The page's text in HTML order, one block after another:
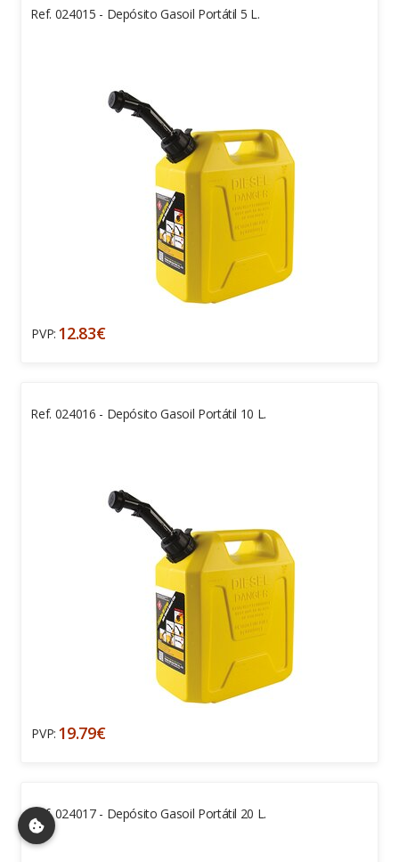
Ref. 024015 - Depósito Gasoil Portátil 5 L.
PVP: 12.83€
Ref. 024016 - Depósito Gasoil Portátil 10 L.
PVP: 19.79€
Ref. 024017 - Depósito Gasoil Portátil 20 L.